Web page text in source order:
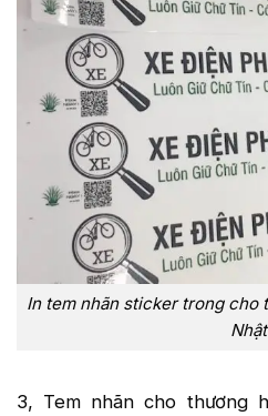
In tem nhãn sticker trong cho
Nhật
3, Tem nhãn cho thương